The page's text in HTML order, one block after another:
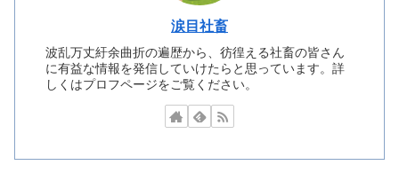
涙目社畜
波乱万丈紆余曲折の遍歴から、彷徨える社畜の皆さん
に有益な情報を発信していけたらと思っています。詳
しくはプロフページをご覧ください。